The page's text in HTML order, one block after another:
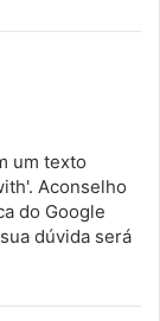
um texto
Aconselho
do Google
dúvida será